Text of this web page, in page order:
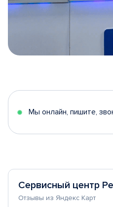
5
Мы онлайн, пишите,
Сервисный центр
Отзывы из Яндекс Карт